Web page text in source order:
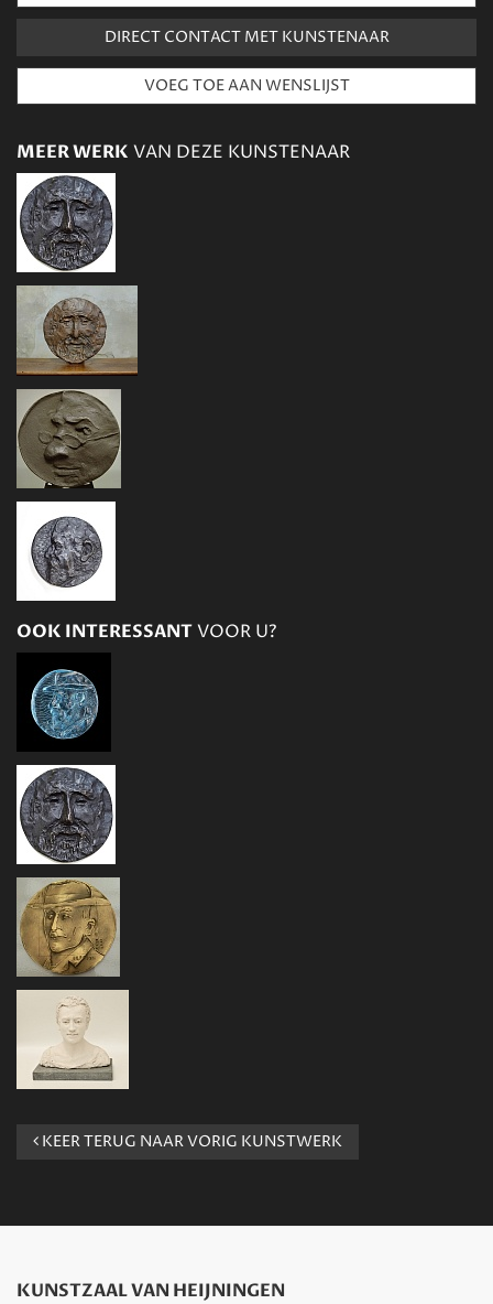
DIRECT CONTACT MET KUNSTENAAR
MEER WERK VAN DEZE KUNSTENAAR
OOK INTERESSANTVOOR U?
KEER TERUG NAAR VORIG KUNSTWERK
KUNSTZAAL VAN HEIJNINGEN